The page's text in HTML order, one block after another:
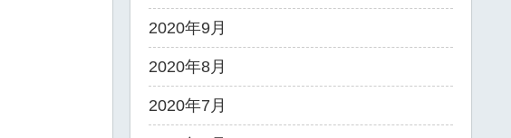
2020年9月
2020年8月
2020年7月